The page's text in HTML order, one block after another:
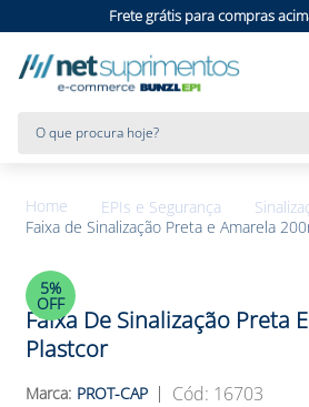
Frete grátis para compras
EPIs e Segurança
Faixa de Sinalização Preta e Amarela
5%
OFF
Faixa De Sinalização Preta
Plastcor
PROT-CAP : 16703